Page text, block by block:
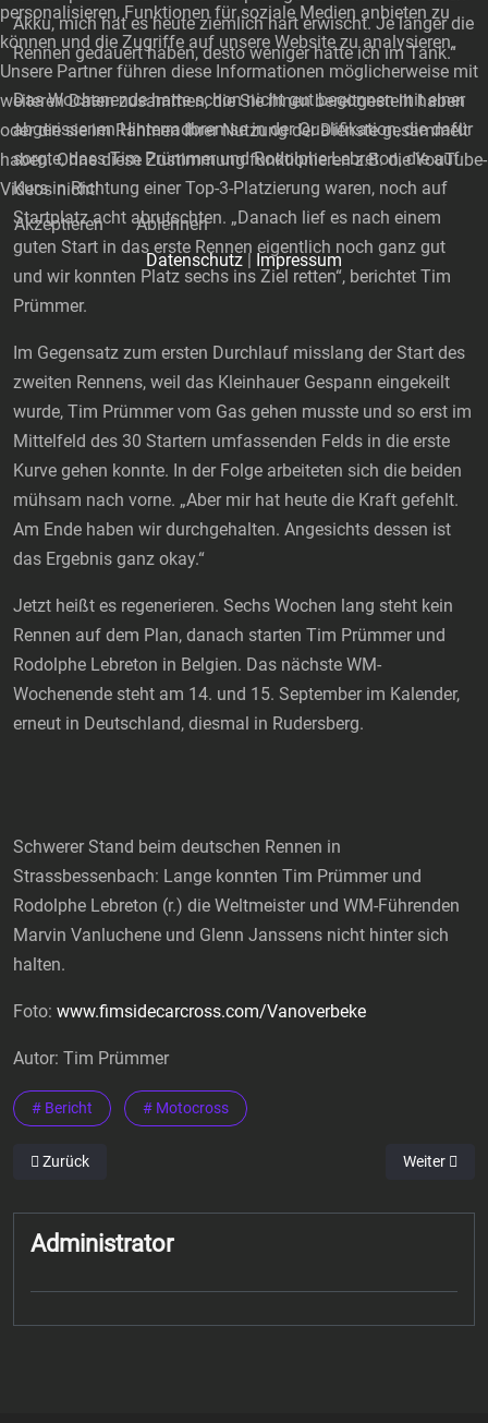
Akku, mich hat es heute ziemlich hart erwischt. Je länger die
Rennen gedauert haben, desto weniger hatte ich im Tank.“
Das Wochenende hatte schon nicht gut begonnen mit einer
abgerissenen Hinterradbremse in der Qualifikation, die dafür
sorgte, dass Tim Prümmer und Rodolphe Lebreton, die auf
Kurs in Richtung einer Top-3-Platzierung waren, noch auf
Startplatz acht abrutschten. „Danach lief es nach einem
guten Start in das erste Rennen eigentlich noch ganz gut
und wir konnten Platz sechs ins Ziel retten“, berichtet Tim
Prümmer.
Im Gegensatz zum ersten Durchlauf misslang der Start des
zweiten Rennens, weil das Kleinhauer Gespann eingekeilt
wurde, Tim Prümmer vom Gas gehen musste und so erst im
Mittelfeld des 30 Startern umfassenden Felds in die erste
Kurve gehen konnte. In der Folge arbeiteten sich die beiden
mühsam nach vorne. „Aber mir hat heute die Kraft gefehlt.
Am Ende haben wir durchgehalten. Angesichts dessen ist
das Ergebnis ganz okay.“
Jetzt heißt es regenerieren. Sechs Wochen lang steht kein
Rennen auf dem Plan, danach starten Tim Prümmer und
Rodolphe Lebreton in Belgien. Das nächste WM-
Wochenende steht am 14. und 15. September im Kalender,
erneut in Deutschland, diesmal in Rudersberg.
Schwerer Stand beim deutschen Rennen in
Strassbessenbach: Lange konnten Tim Prümmer und
Rodolphe Lebreton (r.) die Weltmeister und WM-Führenden
Marvin Vanluchene und Glenn Janssens nicht hinter sich
halten.
Foto: www.fimsidecarcross.com/Vanoverbeke
Autor: Tim Prümmer
# Bericht # Motocross
Vorheriger Beitrag: U14-Stars auf den Spuren von Zverev und
Zurück Nächster
Weiter
Administrator
personalisieren, Funktionen für soziale Medien anbieten zu
können und die Zugriffe auf unsere Website zu analysieren.
Unsere Partner führen diese Informationen möglicherweise mit
weiteren Daten zusammen, die Sie ihnen bereitgestellt haben
oder die sie im Rahmen Ihrer Nutzung der Dienste gesammelt
haben. Ohne diese Zustimmung funktionieren z.B. die YouTube-
Videos nicht!
Akzeptieren
Ablehnen
Datenschutz| Impressum